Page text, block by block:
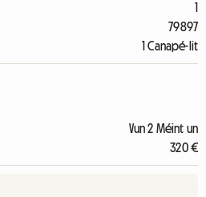
1
79897
1 Canapé-lit
Vun 2 Méint un
320 €